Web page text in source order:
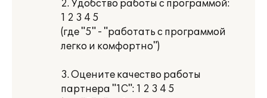
2. Удобство работы с программой:
1 2 3 4 5
(где "5" - "работать с программой
легко и комфортно")
3. Оцените качество работы
партнера "1С": 1 2 3 4 5